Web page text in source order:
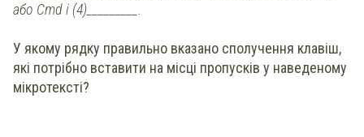
або Cmd і (4)_________.
У якому рядку правильно вказано сполучення клавіш,
які потрібно вставити на місці пропусків у наведеному
мікротексті?